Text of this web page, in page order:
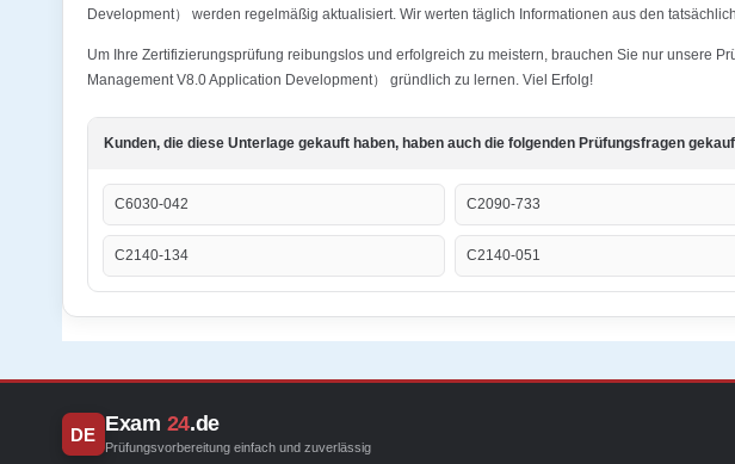
Development） werden regelmäßig aktualisiert. Wir werten täglich Informationen aus den
Um Ihre Zertifizierungsprüfung reibungslos und erfolgreich zu meistern, brauchen Sie nur unsere
Management V8.0 Application Development） gründlich zu lernen. Viel Erfolg!
Kunden, die diese Unterlage gekauft haben, haben auch die folgenden Prüfungsfragen
C6030-042 C2090-733
C2140-134 C2140-051
DE Exam 24.de
Prüfungsvorbereitung einfach und zuverlässig